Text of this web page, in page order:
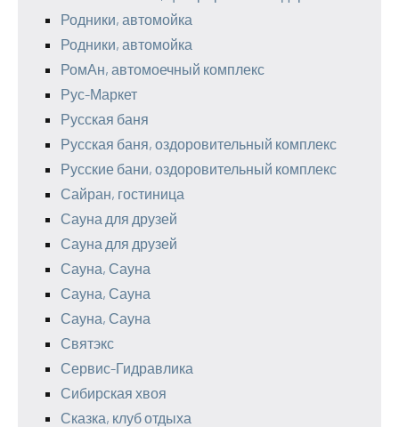
Родники, автомойка
Родники, автомойка
РомАн, автомоечный комплекс
Рус-Маркет
Русская баня
Русская баня, оздоровительный комплекс
Русские бани, оздоровительный комплекс
Сайран, гостиница
Сауна для друзей
Сауна для друзей
Сауна, Сауна
Сауна, Сауна
Сауна, Сауна
Святэкс
Сервис-Гидравлика
Сибирская хвоя
Сказка, клуб отдыха